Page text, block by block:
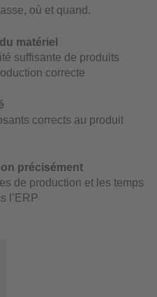
où et quand.
matériel
suffisante de produits
correcte
corrects au produit
précisément
de production et les temps
l’ERP